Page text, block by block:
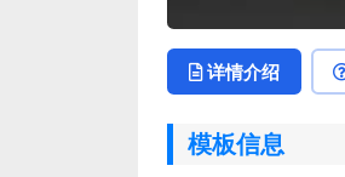
详情介绍
模板信息